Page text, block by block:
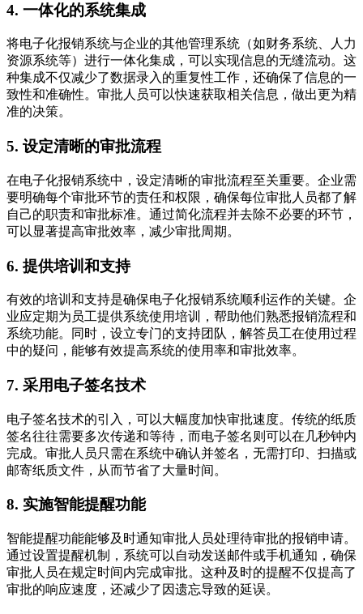
4. 一体化的系统集成
将电子化报销系统与企业的其他管理系统（如财务系统、人力
资源系统等）进行一体化集成，可以实现信息的无缝流动。这
种集成不仅减少了数据录入的重复性工作，还确保了信息的一
致性和准确性。审批人员可以快速获取相关信息，做出更为精
准的决策。
5. 设定清晰的审批流程
在电子化报销系统中，设定清晰的审批流程至关重要。企业需
要明确每个审批环节的责任和权限，确保每位审批人员都了解
自己的职责和审批标准。通过简化流程并去除不必要的环节，
可以显著提高审批效率，减少审批周期。
6. 提供培训和支持
有效的培训和支持是确保电子化报销系统顺利运作的关键。企
业应定期为员工提供系统使用培训，帮助他们熟悉报销流程和
系统功能。同时，设立专门的支持团队，解答员工在使用过程
中的疑问，能够有效提高系统的使用率和审批效率。
7. 采用电子签名技术
电子签名技术的引入，可以大幅度加快审批速度。传统的纸质
签名往往需要多次传递和等待，而电子签名则可以在几秒钟内
完成。审批人员只需在系统中确认并签名，无需打印、扫描或
邮寄纸质文件，从而节省了大量时间。
8. 实施智能提醒功能
智能提醒功能能够及时通知审批人员处理待审批的报销申请。
通过设置提醒机制，系统可以自动发送邮件或手机通知，确保
审批人员在规定时间内完成审批。这种及时的提醒不仅提高了
审批的响应速度，还减少了因遗忘导致的延误。